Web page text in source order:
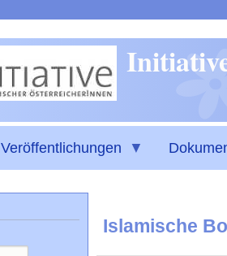
Veröffentlichungen
Islamische